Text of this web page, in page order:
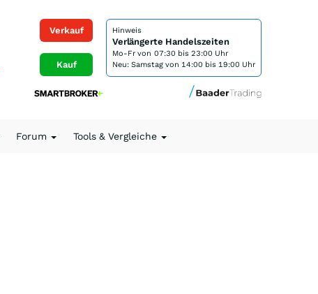
Verkauf
Kauf
Hinweis
Verlängerte Handelszeiten
Mo-Fr von 07:30 bis 23:00 Uhr
Neu: Samstag von 14:00 bis 19:00 Uhr
Forum Tools & Vergleiche